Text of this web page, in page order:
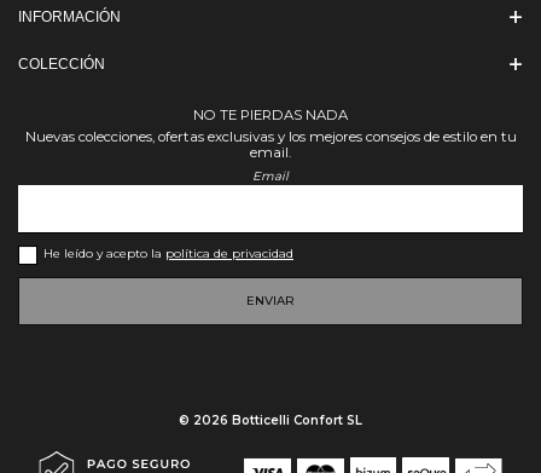
INFORMACIÓN
COLECCIÓN
NO TE PIERDAS NADA
Nuevas colecciones, ofertas exclusivas y los mejores consejos de estilo en tu
email.
Email
He leído y acepto la política de privacidad
ENVIAR
© 2026 Botticelli Confort SL